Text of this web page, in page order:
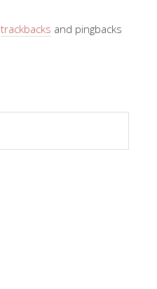
trackbacks and pingbacks